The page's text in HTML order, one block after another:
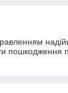
пошкодження